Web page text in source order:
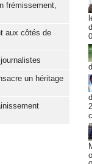
frémissement,
aux côtés de
un héritage